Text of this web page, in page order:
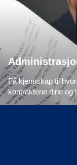
Få kjennskap til
kontraktene dine og